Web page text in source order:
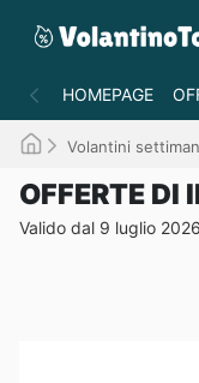
HOMEPAGE
Volantini
OFFERTE DI
Valido dal 9 luglio